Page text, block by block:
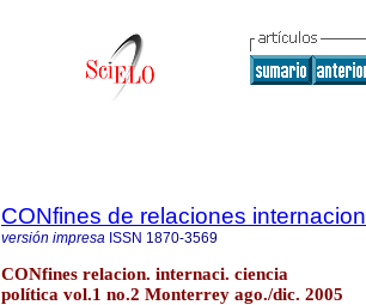
CONfines de relaciones
versión impresa ISSN 1870-3569
CONfines relacion. internaci. ciencia
política vol.1 no.2 Monterrey ago./dic. 2005